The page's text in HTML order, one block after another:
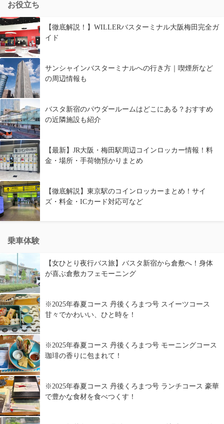
お役立ち
【徹底解説！】WILLERバスターミナル大阪梅田完全ガ
イド
サンシャインバスターミナルへの行き方｜喫煙所など
の周辺情報も
バスタ新宿のパウダールームはどこにある？おすすめ
の近隣施設も紹介
【最新】JR大阪・梅田駅周辺コインロッカー情報！料
金・場所・手荷物預かりまとめ
【徹底解説】東京駅のコインロッカーまとめ！サイ
ズ・料金・ICカード対応可など
乗車体験
【女ひとり夜行バス旅】バスタ新宿から倉敷へ！身体
が喜ぶ倉敷カフェモーニング
※2025年春夏コース 丹後くろまつ号 スイーツコース
甘々でかわいい、ひと時を！
※2025年春夏コース 丹後くろまつ号 モーニングコース
珈琲の香りに包まれて！
※2025年春夏コース 丹後くろまつ号 ランチコース 豪華
で豊かな食材を食べつくす！